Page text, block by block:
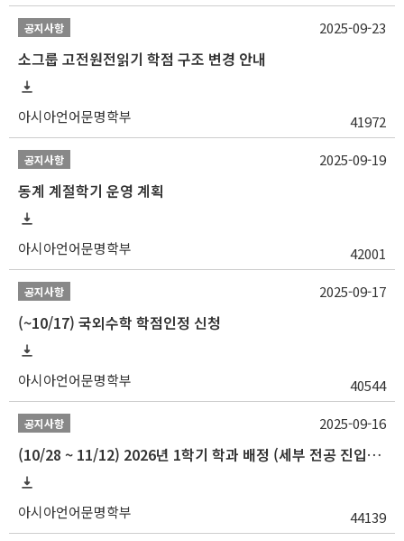
공지사항
소그룹 고전원전읽기 학점 구조 변경 안내
아시아언어문명학부 41972
2025-09-23
공지사항
동계 계절학기 운영 계획
아시아언어문명학부 42001
2025-09-19
공지사항
(~10/17) 국외수학 학점인정 신청
아시아언어문명학부 40544
2025-09-17
공지사항
(10/28 ~ 11/12) 2026년 1학기 학과 배정 (세부 전공 진입) 안내
아시아언어문명학부 44139
2025-09-16